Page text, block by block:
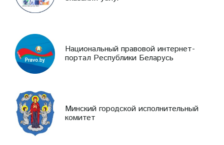
Национальный правовой интернет-
портал Республики Беларусь
Минский городской исполнительный
комитет